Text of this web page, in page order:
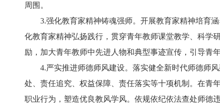
周围。
3.强化教育家精神铸魂强师。开展教育家精神培育涵
化教育家精神弘扬践行，贯穿青年教师课堂教学、科学
励，加大青年教师中先进人物和典型事迹宣传，引导青
4.严实推进师德师风建设。落实健全新时代师德师风
处、责任追究、权益保障、责任落实等十项机制。在青
职业行为，塑造优良教风学风。依规依纪依法查处师德